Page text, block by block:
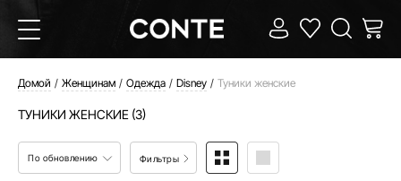
Домой Женщинам Одежда Disney Туники женские
ТУНИКИ ЖЕНСКИЕ (3)
По обновлению Фильтры